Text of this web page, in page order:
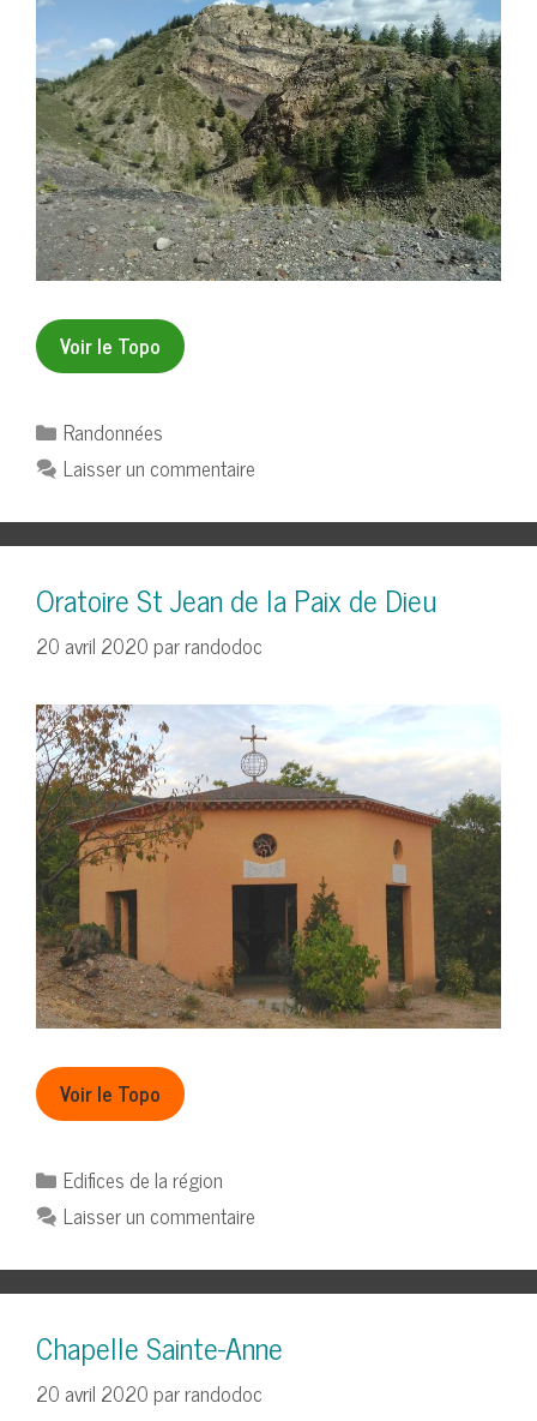
Voir le Topo
Catégories
Randonnées
Laisser un commentaire
Oratoire St Jean de la Paix de Dieu
20 avril 2020parrandodoc
Voir le Topo
Catégories
Edifices de la région
Laisser un commentaire
Chapelle Sainte-Anne
20 avril 2020parrandodoc